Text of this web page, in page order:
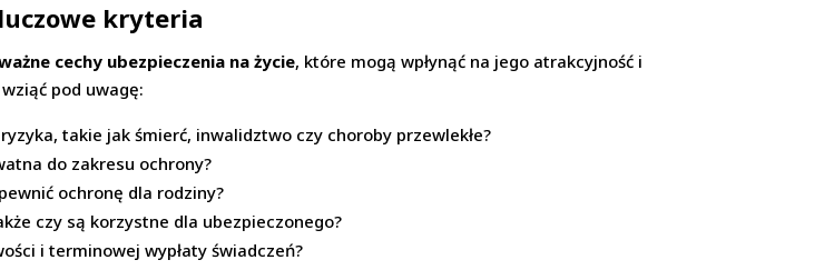
kryteria
cechy ubezpieczenia na życie, które mogą wpłynąć na jego atrakcyjność i
pod uwagę:
takie jak śmierć, inwalidztwo czy choroby przewlekłe?
do zakresu ochrony?
ochronę dla rodziny?
czy są korzystne dla ubezpieczonego?
i terminowej wypłaty świadczeń?